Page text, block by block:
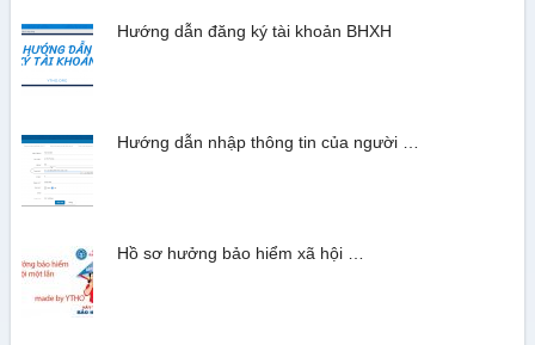
Hướng dẫn đăng ký tài khoản BHXH
Hướng dẫn nhập thông tin của người …
Hồ sơ hưởng bảo hiểm xã hội …